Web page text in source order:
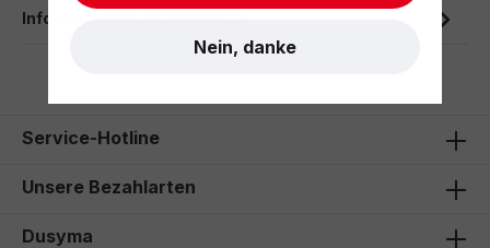
Informationen und Hinweise
Service-Hotline
Unsere Bezahlarten
Dusyma
Nein, danke